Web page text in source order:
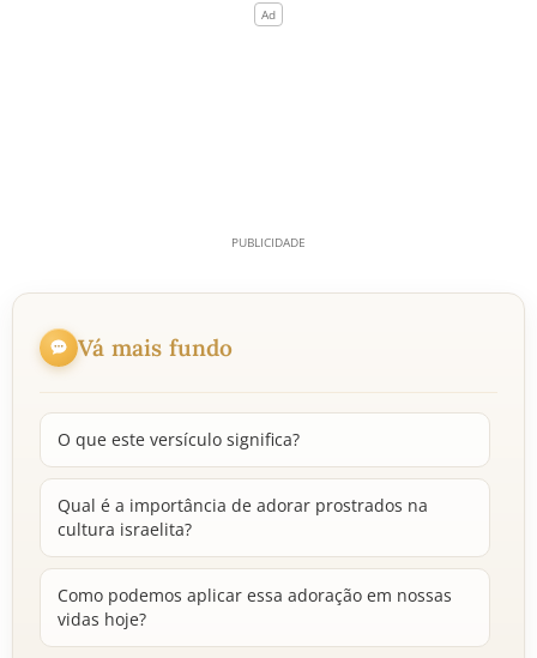
Vá mais fundo
O que este versículo significa?
Qual é a importância de adorar prostrados na
cultura israelita?
Como podemos aplicar essa adoração em nossas
vidas hoje?